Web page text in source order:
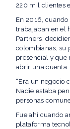
220 mil clientes
En 2016, cuando
trabajaban en el
Partners,
colombianas, su
presencial y que
abrir una cuenta.
“Era un negocio
Nadie estaba
personas
Fue ahí cuando
plataforma